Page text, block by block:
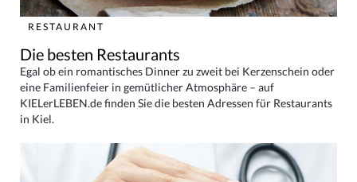
RESTAURANT
Die besten Restaurants
Egal ob ein romantisches Dinner zu zweit bei Kerzenschein oder
eine Familienfeier in gemütlicher Atmosphäre – auf
KIELerLEBEN.de finden Sie die besten Adressen für Restaurants
in Kiel.